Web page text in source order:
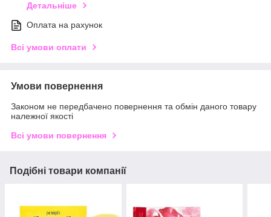
Детальніше
Оплата на рахунок
Всі умови оплати
Умови повернення
Законом не передбачено повернення та обмін даного товару
належної якості
Всі умови повернення
Подібні товари компанії